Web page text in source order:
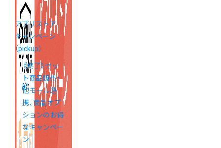
アプリストア
キャンペーン
（pickup）
《終了》セッ
ト商品販売・
他モール連
携、商品オプ
ションのお得
なキャンペー
ン